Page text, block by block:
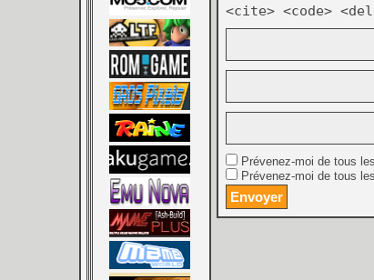
<cite> <code>
Prévenez-moi de tous
Prévenez-moi de tous